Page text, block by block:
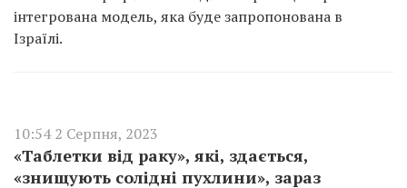
інтегрована модель, яка буде запропонована в
Ізраїлі.
10:54 2 Серпня, 2023
«Таблетки від раку», які, здається,
«знищують солідні пухлини», зараз